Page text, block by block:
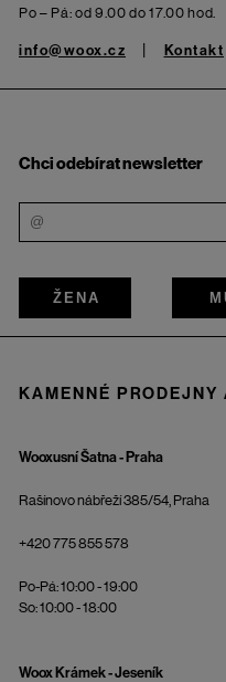
Po – Pá: od 9.00 do 17.00 hod.
info@woox.cz Kontakt
Chci odebírat newsletter
ŽENA
KAMENNÉ PRODEJNY
Wooxusní Šatna - Praha
Rašínovo nábřeží 385/54, Praha
+420 775 855 578
Po-Pá: 10:00 - 19:00
So: 10:00 - 18:00
Woox Krámek - Jeseník